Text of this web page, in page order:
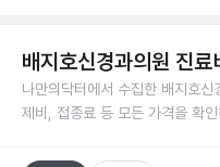
배지호신경과의원 진료
나만의닥터에서 수집한 배지호신
제비, 접종료 등 모든 가격을 확